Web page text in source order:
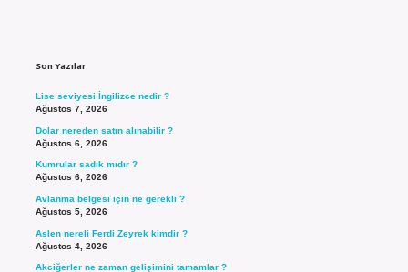
Son Yazılar
Lise seviyesi İngilizce nedir ?
Ağustos 7, 2026
Dolar nereden satın alınabilir ?
Ağustos 6, 2026
Kumrular sadık mıdır ?
Ağustos 6, 2026
Avlanma belgesi için ne gerekli ?
Ağustos 5, 2026
Aslen nereli Ferdi Zeyrek kimdir ?
Ağustos 4, 2026
Akciğerler ne zaman gelişimini tamamlar ?